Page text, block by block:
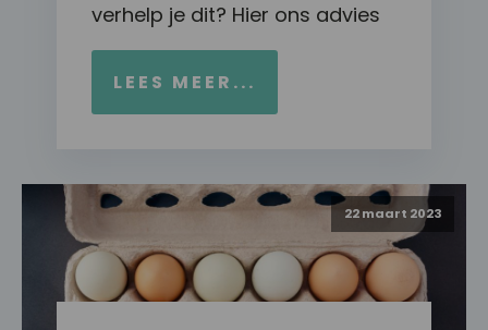
verhelp je dit? Hier ons advies
LEES MEER...
22 maart 2023